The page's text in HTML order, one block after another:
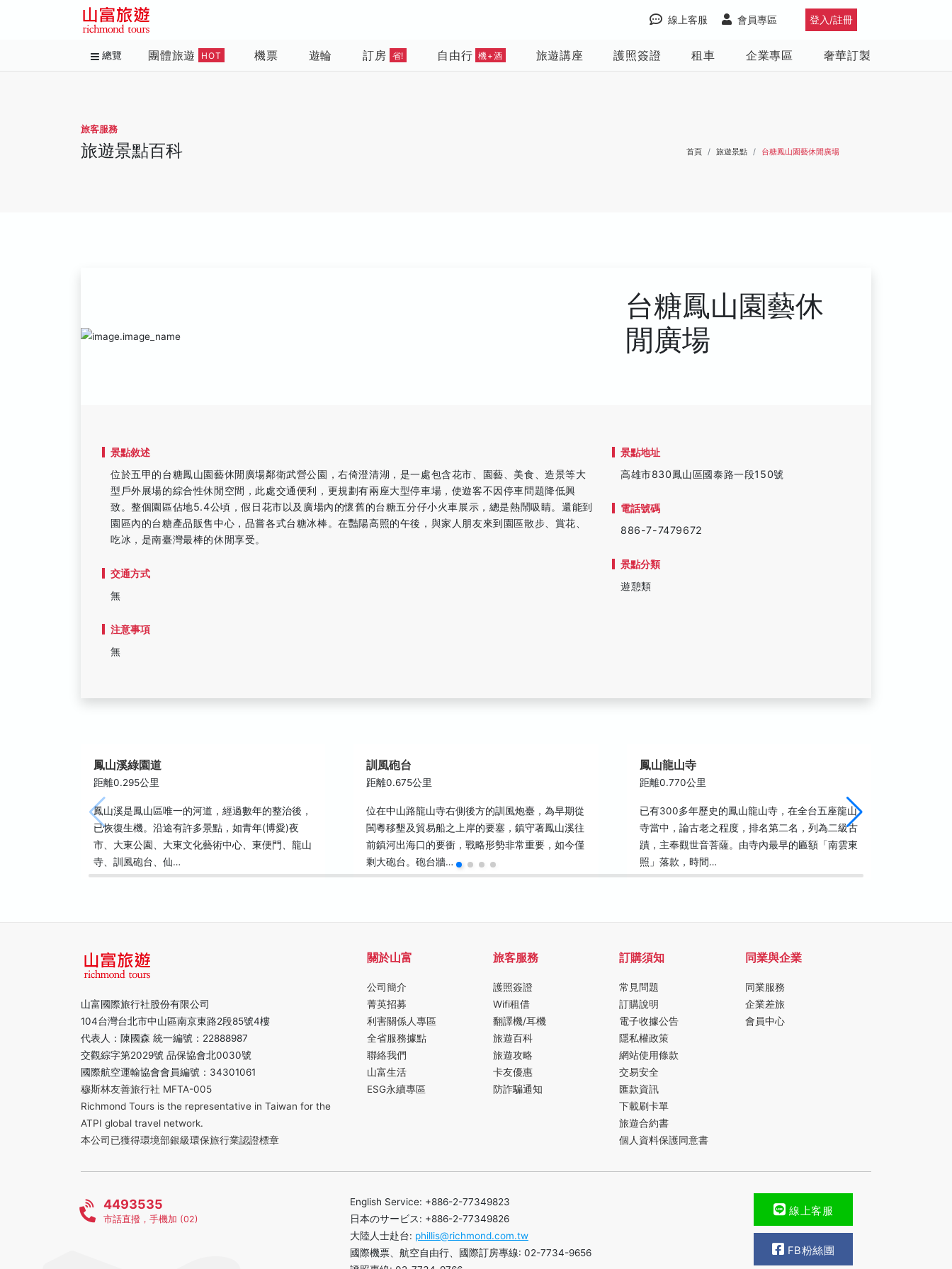
登入/註冊
會員專區
線上客服
總覽 團體旅遊 HOT 機票 遊輪 訂房 省! 自由行 機+酒 旅遊講座 護照簽證 租車 企業專區 奢華訂製
旅客服務
旅遊景點百科 首頁 旅遊景點 台糖鳳山園藝休閒廣場
台糖鳳山園藝休
閒廣場
景點敘述
位於五甲的台糖鳳山園藝休閒廣場鄰衛武營公園，右倚澄清湖，是一處包含花市、園藝、美食、造景等大
型戶外展場的綜合性休閒空間，此處交通便利，更規劃有兩座大型停車場，使遊客不因停車問題降低興
致。整個園區佔地5.4公頃，假日花市以及廣場內的懷舊的台糖五分仔小火車展示，總是熱鬧吸睛。還能到
園區內的台糖產品販售中心，品嘗各式台糖冰棒。在豔陽高照的午後，與家人朋友來到園區散步、賞花、
吃冰，是南臺灣最棒的休閒享受。
交通方式
無
注意事項
無
景點地址
高雄市830鳳山區國泰路一段150號
電話號碼
886-7-7479672
景點分類
遊憩類
鳳山溪綠園道
距離0.295公里
鳳山溪是鳳山區唯一的河道，經過數年的整治後，
已恢復生機。沿途有許多景點，如青年(博愛)夜
市、大東公園、大東文化藝術中心、東便門、龍山
寺、訓風砲台、仙…
訓風砲台
距離0.675公里
位在中山路龍山寺右側後方的訓風炮臺，為早期從
閩粵移墾及貿易船之上岸的要塞，鎮守著鳳山溪往
前鎮河出海口的要衝，戰略形勢非常重要，如今僅
剩大砲台。砲台牆…
鳳山龍山寺
距離0.770公里
已有300多年歷史的鳳山龍山寺，在全台五座龍山
寺當中，論古老之程度，排名第二名，列為二級古
蹟，主奉觀世音菩薩。由寺內最早的匾額「南雲東
照」落款，時間…
山富國際旅行社股份有限公司
104台灣台北市中山區南京東路2段85號4樓
代表人：陳國森 統一編號：22888987
交觀綜字第2029號 品保協會北0030號
國際航空運輸協會會員編號：34301061
穆斯林友善旅行社 MFTA-005
Richmond Tours is the representative in Taiwan for the
ATPI global travel network.
本公司已獲得環境部銀級環保旅行業認證標章
關於山富
公司簡介
菁英招募
利害關係人專區
全省服務據點
聯絡我們
山富生活
ESG永續專區
旅客服務
護照簽證
Wifi租借
翻譯機/耳機
旅遊百科
旅遊攻略
卡友優惠
防詐騙通知
訂購須知
常見問題
訂購說明
電子收據公告
隱私權政策
網站使用條款
交易安全
匯款資訊
下載刷卡單
旅遊合約書
個人資料保護同意書
同業與企業
同業服務
企業差旅
會員中心
4493535
市話直撥，手機加 (02)
English Service: +886-2-77349823
日本のサービス: +886-2-77349826
大陸人士赴台: phillis@richmond.com.tw
國際機票、航空自由行、國際訂房專線: 02-7734-9656
線上客服
FB粉絲團